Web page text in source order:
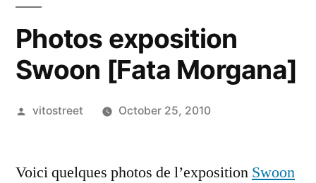
Photos exposition
Swoon [Fata Morgana]
Posted
vitostreet October 25, 2010
Voici quelques photos de l’exposition Swoon